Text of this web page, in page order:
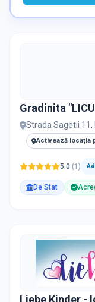
Gradinita
Strada Sagetii 11,
Activează locația
5.0 (1 )
De Stat
Liebe Kinder -